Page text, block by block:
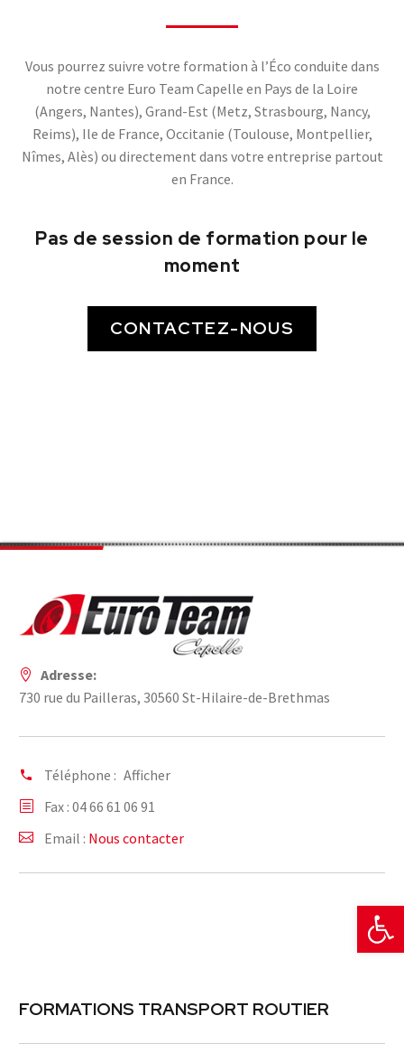
Ouvrir
Vous pourrez suivre votre formation à l’Éco conduite dans
notre centre Euro Team Capelle en Pays de la Loire
(Angers, Nantes), Grand-Est (Metz, Strasbourg, Nancy,
Reims), Ile de France, Occitanie (Toulouse, Montpellier,
Nîmes, Alès) ou directement dans votre entreprise partout
en France.
Pas de session de formation pour le
moment
CONTACTEZ-NOUS
Adresse:
730 rue du Pailleras, 30560 St-Hilaire-de-Brethmas
Téléphone : Afficher
Fax : 04 66 61 06 91
Email : Nous contacter
FORMATIONS TRANSPORT ROUTIER